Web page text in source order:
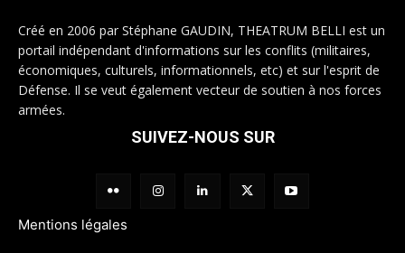
Créé en 2006 par Stéphane GAUDIN, THEATRUM BELLI est un
portail indépendant d'informations sur les conflits (militaires,
économiques, culturels, informationnels, etc) et sur l'esprit de
Défense. Il se veut également vecteur de soutien à nos forces
armées.
SUIVEZ-NOUS SUR
Mentions légales